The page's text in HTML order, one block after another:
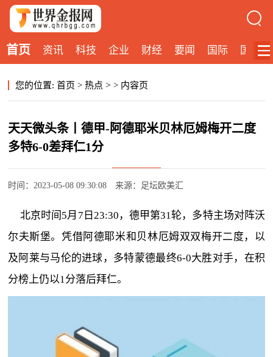
首页 资讯 科技 企业 财经 要闻 国际 国内
您的位置: 首页 > 热点 > > 内容页
天天微头条丨德甲-阿德耶米贝林厄姆梅开二度
多特6-0差拜仁1分
时间：2023-05-08 09:30:08 来源：足坛欧美汇
北京时间5月7日23:30，德甲第31轮，多特主场对阵沃
尔夫斯堡。凭借阿德耶米和贝林厄姆双双梅开二度，以
及阿莱与马伦的进球，多特蒙德最终6-0大胜对手，在积
分榜上仍以1分落后拜仁。